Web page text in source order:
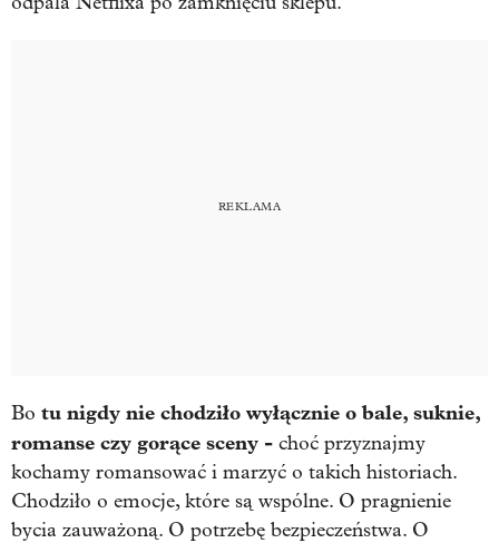
Bo tu nigdy nie chodziło wyłącznie o bale, suknie,
romanse czy gorące sceny - choć przyznajmy
kochamy romansować i marzyć o takich historiach.
Chodziło o emocje, które są wspólne. O pragnienie
bycia zauważoną. O potrzebę bezpieczeństwa. O